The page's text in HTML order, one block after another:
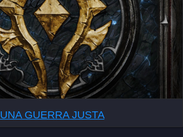
UNA GUERRA JUSTA